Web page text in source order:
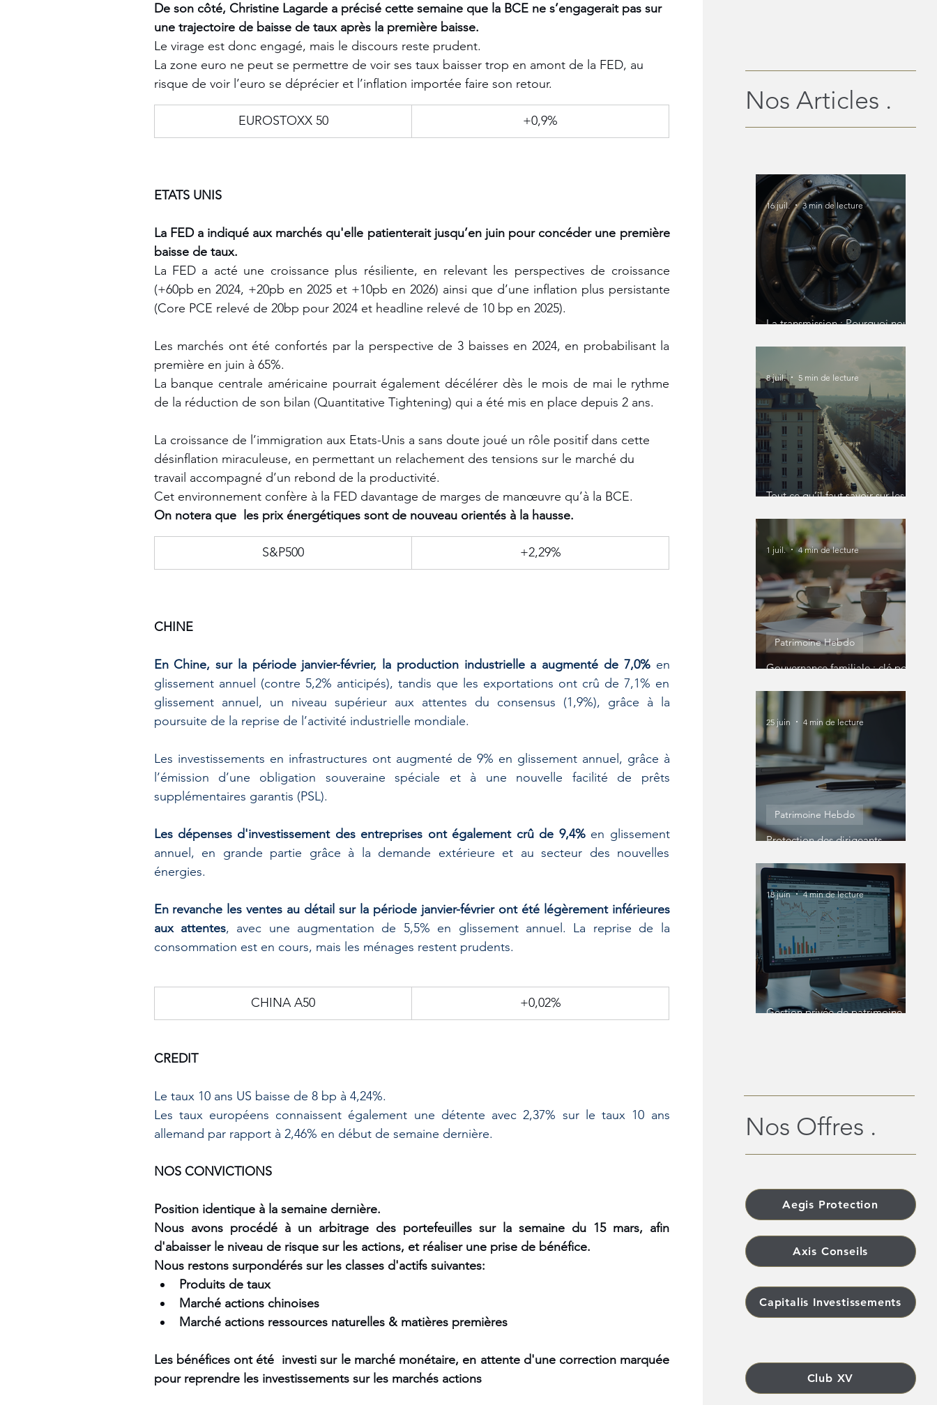
De son côté, Christine Lagarde a précisé cette semaine que la BCE ne s’engagerait pas sur
une trajectoire de baisse de taux après la première baisse.
Le virage est donc engagé, mais le discours reste prudent.
La zone euro ne peut se permettre de voir ses taux baisser trop en amont de la FED, au
risque de voir l’euro se déprécier et l’inflation importée faire son retour.
EUROSTOXX 50 +0,9%
ETATS UNIS
La FED a indiqué aux marchés qu'elle patienterait jusqu’en juin pour concéder une première
baisse de taux.
La FED a acté une croissance plus résiliente, en relevant les perspectives de croissance
(+60pb en 2024, +20pb en 2025 et +10pb en 2026) ainsi que d’une inflation plus persistante
(Core PCE relevé de 20bp pour 2024 et headline relevé de 10 bp en 2025).
Les marchés ont été confortés par la perspective de 3 baisses en 2024, en probabilisant la
première en juin à 65%.
La banque centrale américaine pourrait également décélérer dès le mois de mai le rythme
de la réduction de son bilan (Quantitative Tightening) qui a été mis en place depuis 2 ans.
La croissance de l’immigration aux Etats-Unis a sans doute joué un rôle positif dans cette
désinflation miraculeuse, en permettant un relachement des tensions sur le marché du
travail accompagné d’un rebond de la productivité.
Cet environnement confère à la FED davantage de marges de manœuvre qu’à la BCE.
On notera que  les prix énergétiques sont de nouveau orientés à la hausse.
​S&P500 +2,29%
CHINE
En Chine, sur la période janvier-février, la production industrielle a augmenté de 7,0% en
glissement annuel (contre 5,2% anticipés), tandis que les exportations ont crû de 7,1% en
glissement annuel, un niveau supérieur aux attentes du consensus (1,9%), grâce à la
poursuite de la reprise de l’activité industrielle mondiale.
Les investissements en infrastructures ont augmenté de 9% en glissement annuel, grâce à
l’émission d’une obligation souveraine spéciale et à une nouvelle facilité de prêts
supplémentaires garantis (PSL).
Les dépenses d'investissement des entreprises ont également crû de 9,4% en glissement
annuel, en grande partie grâce à la demande extérieure et au secteur des nouvelles
énergies.
En revanche les ventes au détail sur la période janvier-février ont été légèrement inférieures
aux attentes, avec une augmentation de 5,5% en glissement annuel. La reprise de la
consommation est en cours, mais les ménages restent prudents.
​CHINA A50 +0,02%
CREDIT
Le taux 10 ans US baisse de 8 bp à 4,24%.
Les taux européens connaissent également une détente avec 2,37% sur le taux 10 ans
allemand par rapport à 2,46% en début de semaine dernière.
NOS CONVICTIONS
Position identique à la semaine dernière.
Nous avons procédé à un arbitrage des portefeuilles sur la semaine du 15 mars, afin
d'abaisser le niveau de risque sur les actions, et réaliser une prise de bénéfice.
Nous restons surpondérés sur les classes d'actifs suivantes:
Produits de taux
Marché actions chinoises
Marché actions ressources naturelles & matières premières
Les bénéfices ont été  investi sur le marché monétaire, en attente d'une correction marquée
pour reprendre les investissements sur les marchés actions
Nos Articles .
La transmission : Pourquoi nous
soit trop tard ?
16 juil. 3 min de lecture
Tout ce qu’il faut savoir sur les
8 juil. 5 min de lecture
Gouvernance familiale : clé pour
Patrimoine Hebdo
1 juil. 4 min de lecture
Protection des dirigeants
efficacement votre statut de
dirigeant
Patrimoine Hebdo
25 juin 4 min de lecture
Gestion privée de patrimoine en
18 juin 4 min de lecture
Nos Offres .
Aegis Protection
Axis Conseils
Capitalis Investissements
Club XV